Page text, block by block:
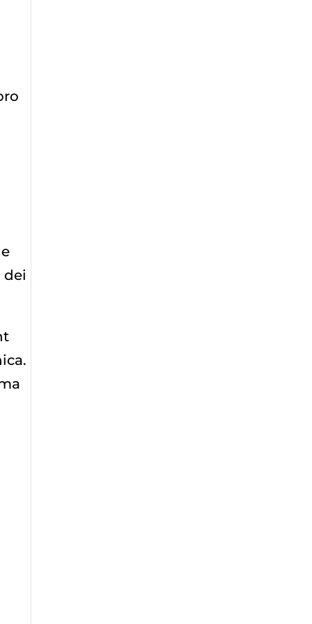
dei